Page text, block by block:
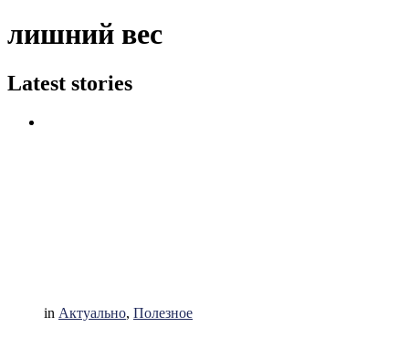
лишний вес
Latest stories
in Актуально, Полезное